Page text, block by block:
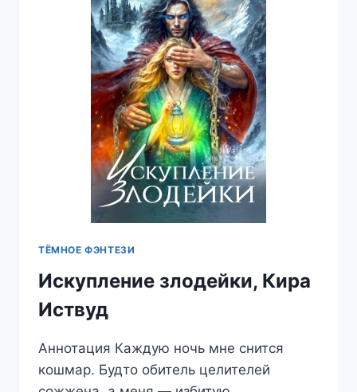
ТЁМНОЕ ФЭНТЕЗИ
Искупление злодейки, Кира
Иствуд
Аннотация Каждую ночь мне снится
кошмар. Будто обитель целителей